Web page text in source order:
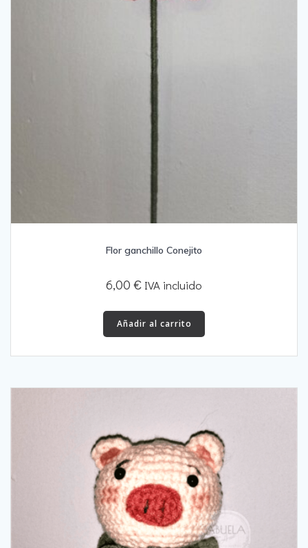
Flor ganchillo Conejito
6,00 € IVA incluido
Añadir al carrito